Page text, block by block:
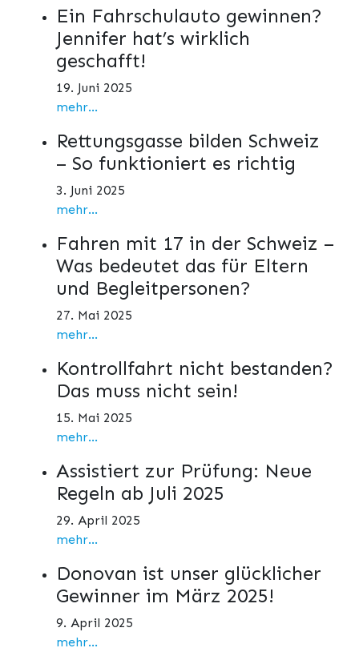
Ein Fahrschulauto gewinnen?
Jennifer hat’s wirklich
geschafft!
19. Juni 2025
mehr...
Rettungsgasse bilden Schweiz
– So funktioniert es richtig
3. Juni 2025
mehr...
Fahren mit 17 in der Schweiz –
Was bedeutet das für Eltern
und Begleitpersonen?
27. Mai 2025
mehr...
Kontrollfahrt nicht bestanden?
Das muss nicht sein!
15. Mai 2025
mehr...
Assistiert zur Prüfung: Neue
Regeln ab Juli 2025
29. April 2025
mehr...
Donovan ist unser glücklicher
Gewinner im März 2025!
9. April 2025
mehr...